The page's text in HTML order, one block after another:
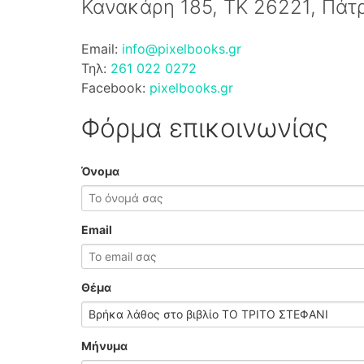
Κανακάρη 185, ΤΚ 26221,
Email: info@pixelbooks.gr
Τηλ: 261 022 0272
Facebook: pixelbooks.gr
Φόρμα επικοινωνίας
Όνομα
Email
Θέμα
Μήνυμα